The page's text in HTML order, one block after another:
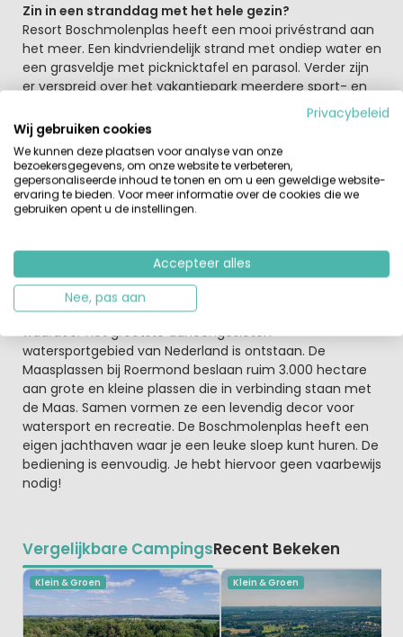
Zin in een stranddag met het hele gezin?
Resort Boschmolenplas heeft een mooi privéstrand aan
het meer. Een kindvriendelijk strand met ondiep water en
een grasveldje met picknicktafel en parasol. Verder zijn
er verspreid over het vakantiepark meerdere sport- en
speelactiviteiten mogelijk. Je kunt je uitleven op een van
de twee tennisbanen of een potje voetbal spelen op het
voetbalveld. Of misschien spreek je wel af bij de
speeltuin met je nieuwe vrienden. En na een dag aan het
water kun je naar het restaurant voor een hapje en een
drankje en genieten van het unieke uitzicht over de
Boschmolenplas.
Ben je op zoek naar een vakantie aan het water?
Het vakantieresort bevindt zich in het hart van de
Limburgse Maasplassen. Dit unieke watergebied is
ontstaan door de grindwinning in de vorige eeuw
waardoor het grootste aaneengesloten
watersportgebied van Nederland is ontstaan. De
Maasplassen bij Roermond beslaan ruim 3.000 hectare
aan grote en kleine plassen die in verbinding staan met
de Maas. Samen vormen ze een levendig decor voor
watersport en recreatie. De Boschmolenplas heeft een
eigen jachthaven waar je een leuke sloep kunt huren. De
bediening is eenvoudig. Je hebt hiervoor geen vaarbewijs
nodig!
Vergelijkbare CampingsRecent Bekeken
Klein & Groen Klein & Groen
Privacybeleid
Wij gebruiken cookies
We kunnen deze plaatsen voor analyse van onze
bezoekersgegevens, om onze website te verbeteren,
gepersonaliseerde inhoud te tonen en om u een geweldige website-
ervaring te bieden. Voor meer informatie over de cookies die we
gebruiken opent u de instellingen.
Accepteer alles
Nee, pas aan